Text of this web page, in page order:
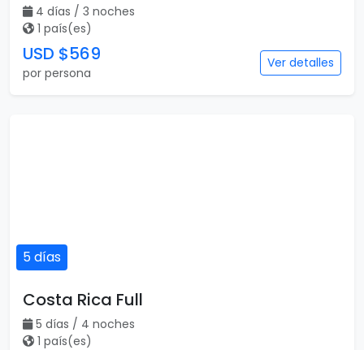
4 días / 3 noches
1 país(es)
USD $569
por persona
Ver detalles
5 días
Costa Rica Full
5 días / 4 noches
1 país(es)